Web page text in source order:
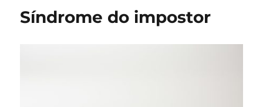
Síndrome do impostor